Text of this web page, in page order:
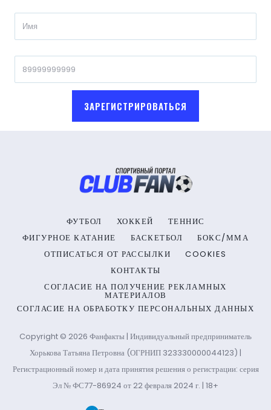
ЗАРЕГИСТРИРОВАТЬСЯ
ФУТБОЛ ХОККЕЙ
ТЕННИС
ФИГУРНОЕ КАТАНИЕ
БАСКЕТБОЛ
БОКС/ММА
ОТПИСАТЬСЯ ОТ РАССЫЛКИ
COOKIES
КОНТАКТЫ
СОГЛАСИЕ НА ПОЛУЧЕНИЕ РЕКЛАМНЫХ
МАТЕРИАЛОВ
СОГЛАСИЕ НА ОБРАБОТКУ ПЕРСОНАЛЬНЫХ ДАННЫХ
Copyright © 2026 Фанфакты | Индивидуальный предприниматель
Хорькова Татьяна Петровна (ОГРНИП 323330000044123) |
Регистрационный номер и дата принятия решения о регистрации: серия
Эл № ФС77-86924 от 22 февраля 2024 г. | 18+